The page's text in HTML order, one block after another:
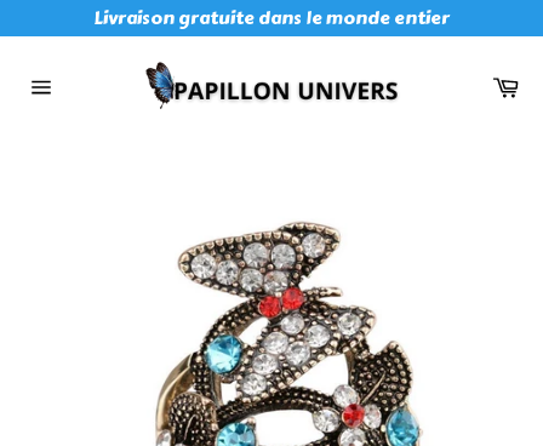
au
Livraison gratuite dans le monde entier